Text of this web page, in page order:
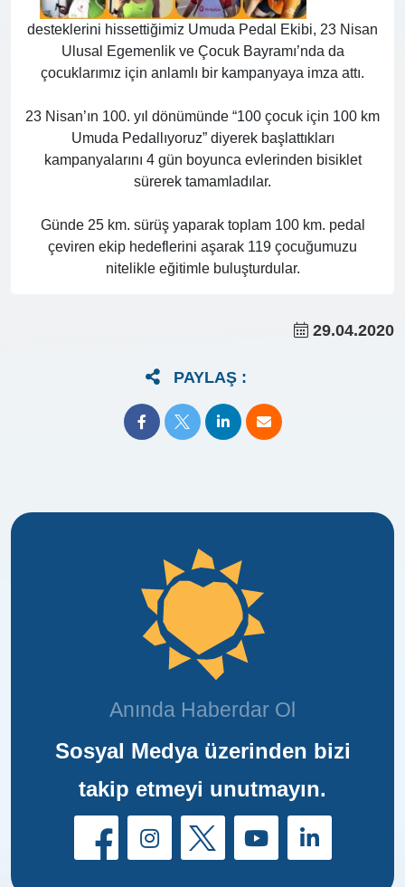
desteklerini hissettiğimiz Umuda Pedal Ekibi, 23 Nisan
Ulusal Egemenlik ve Çocuk Bayramı’nda da
çocuklarımız için anlamlı bir kampanyaya imza attı.
23 Nisan’ın 100. yıl dönümünde “100 çocuk için 100 km
Umuda Pedallıyoruz” diyerek başlattıkları
kampanyalarını 4 gün boyunca evlerinden bisiklet
sürerek tamamladılar.
Günde 25 km. sürüş yaparak toplam 100 km. pedal
çeviren ekip hedeflerini aşarak 119 çocuğumuzu
nitelikle eğitimle buluşturdular.
29.04.2020
PAYLAŞ :
Anında Haberdar Ol
Sosyal Medya üzerinden bizi
takip etmeyi unutmayın.